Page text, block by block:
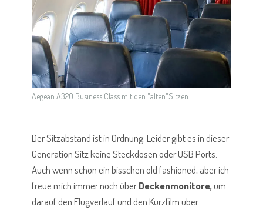
Aegean A320 Business Class mit den "alten"Sitzen
Der Sitzabstand ist in Ordnung. Leider gibt es in dieser
Generation Sitz keine Steckdosen oder USB Ports.
Auch wenn schon ein bisschen old fashioned, aber ich
freue mich immer noch überDeckenmonitore,um
darauf den Flugverlauf und den Kurzfilm über